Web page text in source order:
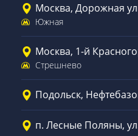
Москва, Дорожная
Южная
Москва, 1-й
Стрешнево
Подольск,
п. Лесные Поляны,